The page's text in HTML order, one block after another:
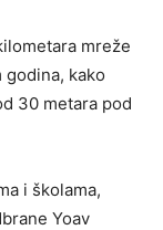
mreže
kako
30 metara pod
i školama,
Yoav